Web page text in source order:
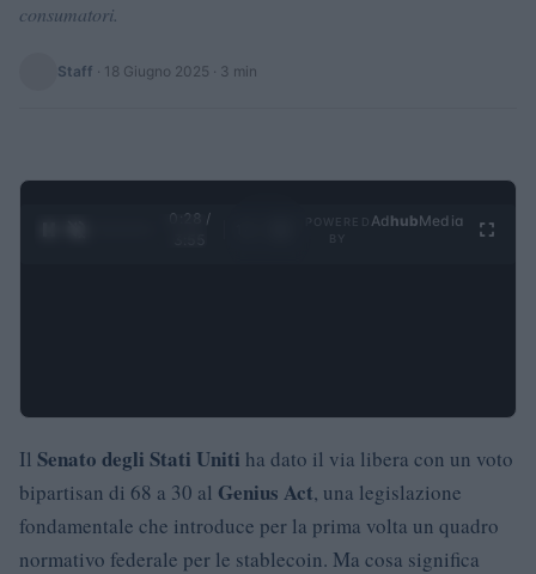
consumatori.
Staff · 18 Giugno 2025 · 3 min
0:28 /
Ad hubMedia
Il Senato degli Stati Uniti ha dato il via libera con un voto
bipartisan di 68 a 30 al Genius Act, una legislazione
fondamentale che introduce per la prima volta un quadro
normativo federale per le stablecoin. Ma cosa significa